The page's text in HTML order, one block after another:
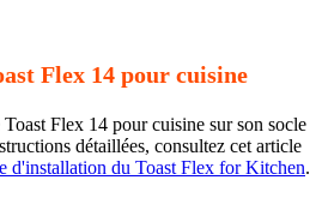
Flex 14 pour cuisine
Flex 14 pour cuisine sur son socle
détaillées, consultez cet article
d'installation du Toast Flex for Kitchen.